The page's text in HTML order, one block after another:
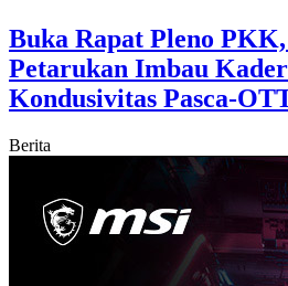
Buka Rapat Pleno
Petarukan Imbau
Kondusivitas Pasca-
Berita